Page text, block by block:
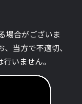
場合がございま
当方で不適切、
いません。